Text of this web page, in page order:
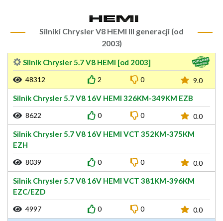
Silniki Chrysler V8 HEMI III generacji (od
2003)
Silnik Chrysler 5.7 V8 HEMI [od 2003]
48312 2 0 9.0
Silnik Chrysler 5.7 V8 16V HEMI 326KM-349KM EZB
8622 0 0 0.0
Silnik Chrysler 5.7 V8 16V HEMI VCT 352KM-375KM
EZH
8039 0 0 0.0
Silnik Chrysler 5.7 V8 16V HEMI VCT 381KM-396KM
EZC/EZD
4997 0 0 0.0